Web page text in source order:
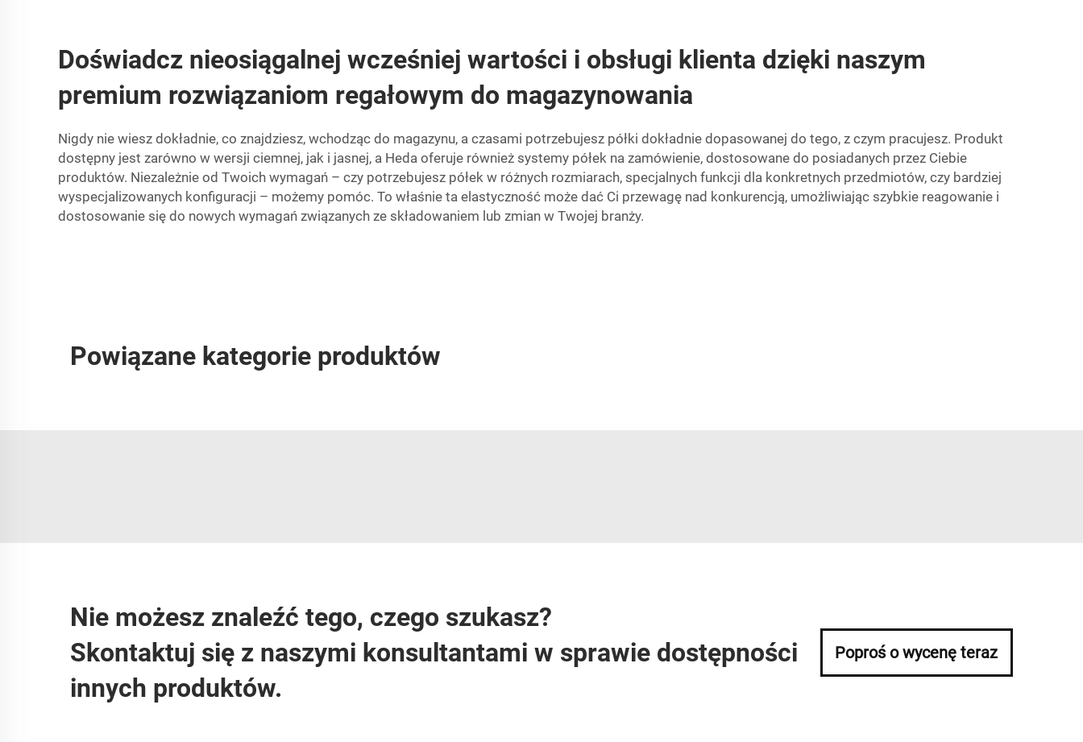
Doświadcz nieosiągalnej wcześniej wartości i obsługi klienta dzięki naszym
premium rozwiązaniom regałowym do magazynowania
Nigdy nie wiesz dokładnie, co znajdziesz, wchodząc do magazynu, a czasami potrzebujesz półki dokładnie dopasowanej do tego, z czym pracujesz. Produkt
dostępny jest zarówno w wersji ciemnej, jak i jasnej, a Heda oferuje również systemy półek na zamówienie, dostosowane do posiadanych przez Ciebie
produktów. Niezależnie od Twoich wymagań – czy potrzebujesz półek w różnych rozmiarach, specjalnych funkcji dla konkretnych przedmiotów, czy bardziej
wyspecjalizowanych konfiguracji – możemy pomóc. To właśnie ta elastyczność może dać Ci przewagę nad konkurencją, umożliwiając szybkie reagowanie i
dostosowanie się do nowych wymagań związanych ze składowaniem lub zmian w Twojej branży.
Powiązane kategorie produktów
Nie możesz znaleźć tego, czego szukasz?
Skontaktuj się z naszymi konsultantami w sprawie dostępności
innych produktów.
Poproś o wycenę teraz